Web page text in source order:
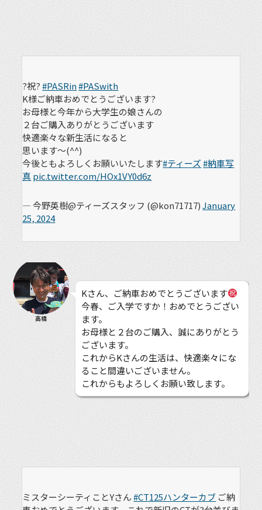
?祝?#PASRin#PASwith
K様ご納車おめでとうございます?
お母様と今年から大学生の娘さんの
２台ご購入ありがとうございます
快適楽々な新生活になると
思います～(^^)
今後ともよろしくお願いいたします#ティーズ#納車写
真pic.twitter.com/HOx1VY0d6z
— 今野英樹@ティーズスタッフ (@kon71717)January
25, 2024
高橋
Kさん、ご納車おめでとうございます
今春、ご入学ですか！おめでとうござい
ます。
お母様と２台のご購入、誠にありがとう
ございます。
これからKさんの生活は、快適楽々にな
ること間違いございません。
これからもよろしくお願い致します。
ミスターシーティことYさん#CT125ハンターカブ ご納